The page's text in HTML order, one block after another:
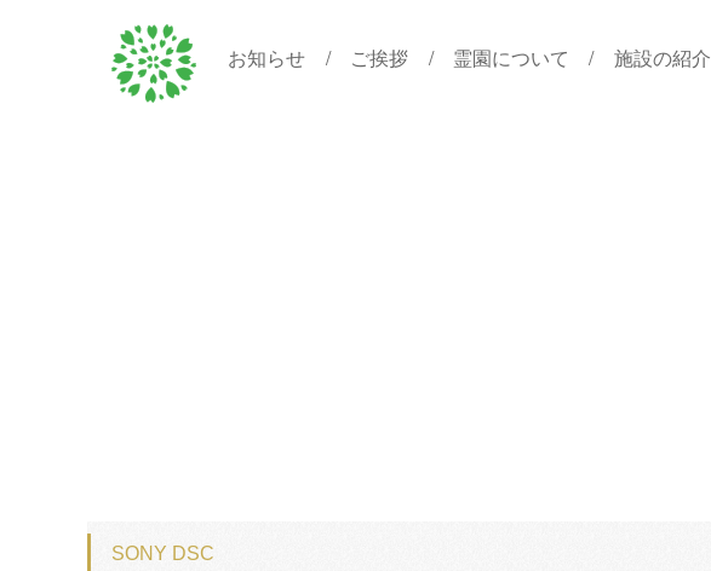
お知らせ ご挨拶 霊園について 施設の紹介
SONY DSC